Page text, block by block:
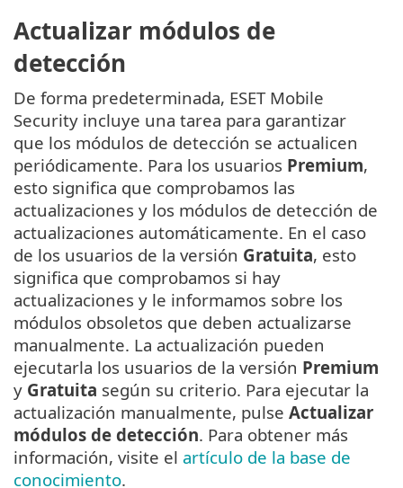
Actualizar módulos de
detección
De forma predeterminada, ESET Mobile
Security incluye una tarea para garantizar
que los módulos de detección se actualicen
periódicamente. Para los usuarios Premium,
esto significa que comprobamos las
actualizaciones y los módulos de detección de
actualizaciones automáticamente. En el caso
de los usuarios de la versión Gratuita, esto
significa que comprobamos si hay
actualizaciones y le informamos sobre los
módulos obsoletos que deben actualizarse
manualmente. La actualización pueden
ejecutarla los usuarios de la versión Premium
y Gratuita según su criterio. Para ejecutar la
actualización manualmente, pulse Actualizar
módulos de detección. Para obtener más
información, visite el artículo de la base de
conocimiento.